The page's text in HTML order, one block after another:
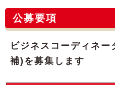
公募要項
ビジネスコーディネ
補)を募集します